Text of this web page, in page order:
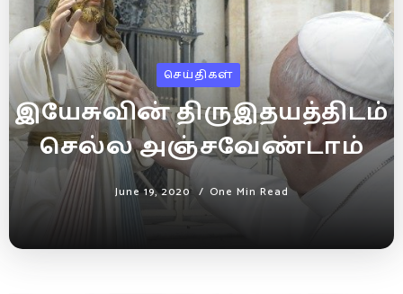
செய்திகள்
இயேசுவின் திருஇதயத்திடம்
செல்ல அஞ்சவேண்டாம்
June 19, 2020 One Min Read